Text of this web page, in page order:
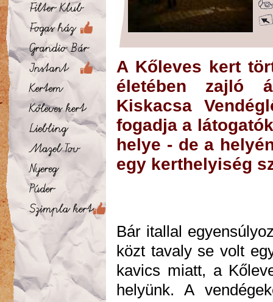
A Kőleves kert
életében zajló
Kiskacsa
fogadja a
helye - de a
egy kerthelyiség
Bár itallal
közt tavaly se volt
kavics miatt, a
helyünk. A